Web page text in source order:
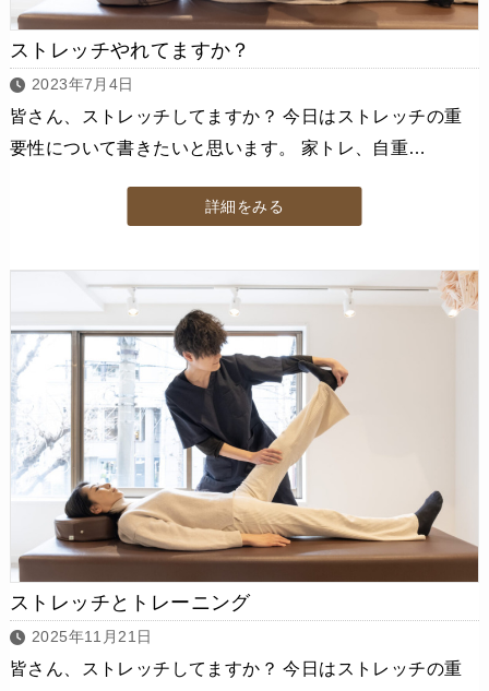
ストレッチやれてますか？
2023年7月4日
皆さん、ストレッチしてますか？ 今日はストレッチの重
要性について書きたいと思います。 家トレ、自重…
詳細をみる
ストレッチとトレーニング
2025年11月21日
皆さん、ストレッチしてますか？ 今日はストレッチの重